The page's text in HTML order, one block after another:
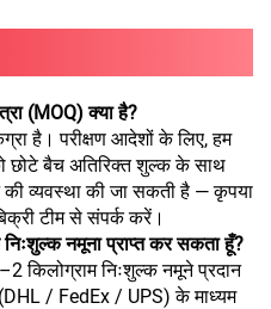
(MOQ) क्या है?
है। परीक्षण आदेशों के लिए, हम
छोटे बैच अतिरिक्त शुल्क के साथ
की व्यवस्था की जा सकती है — कृपया
टीम से संपर्क करें।
नमूना प्राप्त कर सकता हूँ?
किलोग्राम निःशुल्क नमूने प्रदान
/ FedEx / UPS) के माध्यम